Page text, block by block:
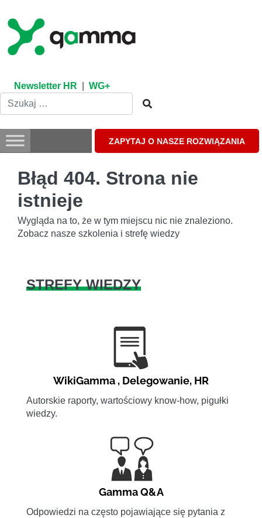
content
Newsletter HR WG+
ZAPYTAJ O NASZE ROZWIĄZANIA
Błąd 404. Strona nie
istnieje
Wygląda na to, że w tym miejscu nic nie znaleziono.
Zobacz nasze szkolenia i strefę wiedzy
STREFY WIEDZY
WikiGamma , Delegowanie, HR
Autorskie raporty, wartościowy know-how, pigułki
wiedzy.
Gamma Q&A
Odpowiedzi na często pojawiające się pytania z